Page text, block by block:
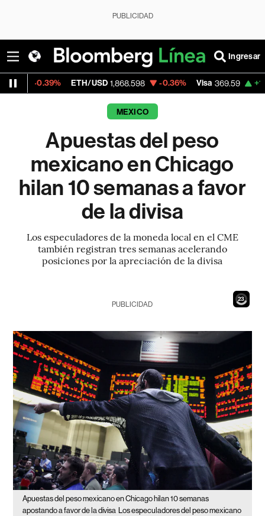
PUBLICIDAD
Ingresar
ETH/USD 1,868.598 -0.36% Visa 369.59 +1.07%
MEXICO
Apuestas del peso
mexicano en Chicago
hilan 10 semanas a favor
de la divisa
Los especuladores de la moneda local en el CME
también registran tres semanas acelerando
posiciones por la apreciación de la divisa
21
PUBLICIDAD
Apuestas del peso mexicano en Chicago hilan 10 semanas
apostando a favor de la divisa
Los especuladores del peso mexicano